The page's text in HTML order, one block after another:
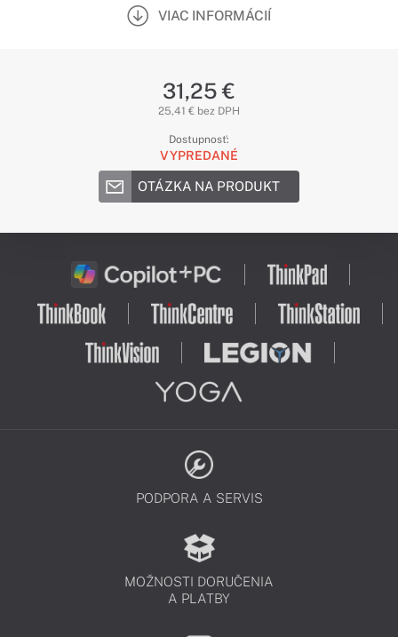
VIAC INFORMÁCIÍ
31,25 €
25,41 € bez DPH
Dostupnosť:
VYPREDANÉ
OTÁZKA NA PRODUKT
PODPORA A SERVIS
MOŽNOSTI DORUČENIA
A PLATBY